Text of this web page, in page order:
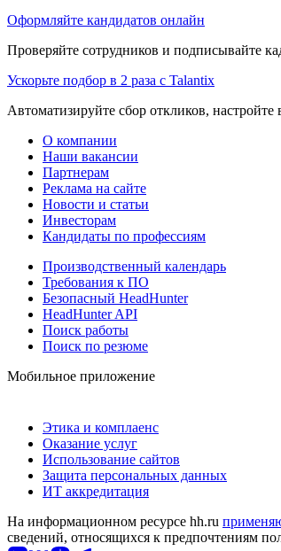
Оформляйте кандидатов онлайн
Проверяйте сотрудников и подписывайте
Ускорьте подбор в 2 раза с Talantix
Автоматизируйте сбор откликов,
О компании
Наши вакансии
Партнерам
Реклама на сайте
Новости и статьи
Инвесторам
Кандидаты по профессиям
Производственный календарь
Требования к ПО
Безопасный HeadHunter
HeadHunter API
Поиск работы
Поиск по резюме
Мобильное приложение
Этика и комплаенс
Оказание услуг
Использование сайтов
Защита персональных данных
ИТ аккредитация
На информационном ресурсе hh.ru
сведений, относящихся к предпочтениям